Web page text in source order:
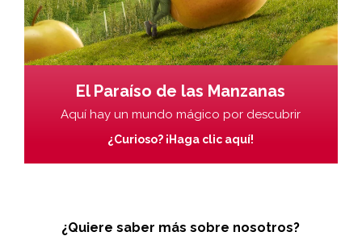
El Paraíso de las Manzanas
Aquí hay un mundo mágico por descubrir
¿Curioso? ¡Haga clic aquí!
¿Quiere saber más sobre nosotros?